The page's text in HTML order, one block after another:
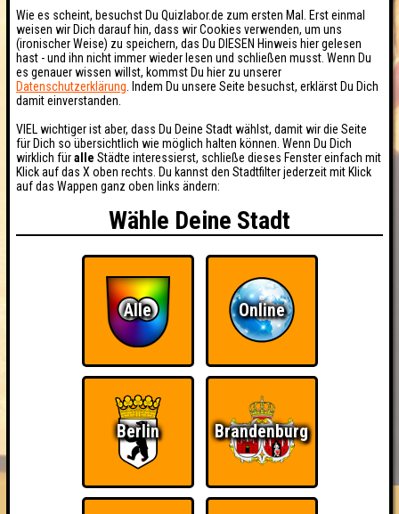
HIGHSCORE RESERVIERUNG
FAQ ÜBER UNS
Wie es scheint, besuchst Du Quizlabor.de zum ersten Mal. Erst einmal
weisen wir Dich darauf hin, dass wir Cookies verwenden, um uns
(ironischer Weise) zu speichern, das Du DIESEN Hinweis hier gelesen
hast - und ihn nicht immer wieder lesen und schließen musst. Wenn Du
es genauer wissen willst, kommst Du hier zu unserer
Datenschutzerklärung . Indem Du unsere Seite besuchst, erklärst Du Dich
damit einverstanden.
VIEL wichtiger ist aber, dass Du Deine Stadt wählst, damit wir die Seite
für Dich so übersichtlich wie möglich halten können. Wenn Du Dich
wirklich füralle Städte interessierst, schließe dieses Fenster einfach mit
Klick auf das X oben rechts. Du kannst den Stadtfilter jederzeit mit Klick
auf das Wappen ganz oben links ändern:
Wähle Deine Stadt
Alle Online
Berlin Brandenburg